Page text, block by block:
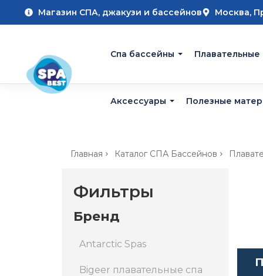
Магазин СПА, джакузи и бассейнов Москва,
Cпа бассейны
Аксессуары Полезные
Главная Каталог СПА Бассейнов
Фильтры
Бренд
Antarctic Spas
Bigeer плавательные спа